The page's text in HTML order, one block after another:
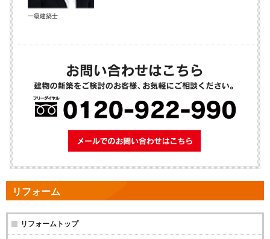
一級建築士
メールでのお
リフォーム
リフォームトップ